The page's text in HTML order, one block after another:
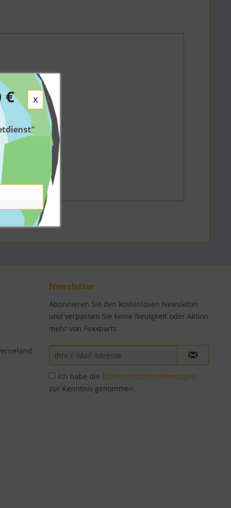
X
€
Newsletter
Abonnieren Sie den kostenlosen Newsletter
und verpassen Sie keine Neuigkeit oder Aktion
mehr von Fuxxparts.
Ich habe die Datenschutzbestimmungen
zur Kenntnis genommen.